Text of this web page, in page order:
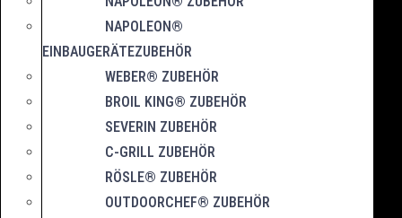
NAPOLEON®
EINBAUGERÄTEZUBEHÖR
WEBER® ZUBEHÖR
BROIL KING® ZUBEHÖR
SEVERIN ZUBEHÖR
C-GRILL ZUBEHÖR
RÖSLE® ZUBEHÖR
OUTDOORCHEF® ZUBEHÖR